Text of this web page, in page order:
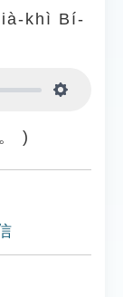
khì Bí-
)